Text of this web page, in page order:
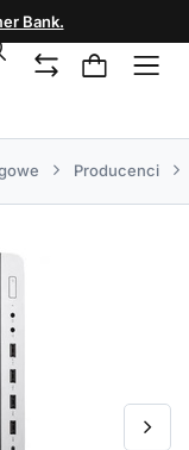
Bank.
Producenci